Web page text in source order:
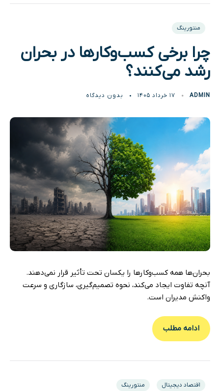
منتورینگ
چرا برخی کسب‌وکارها در بحران
رشد می‌کنند؟
ADMIN ۱۷ خرداد ۱۴۰۵ بدون دیدگاه
بحران‌ها همه کسب‌وکارها را یکسان تحت تأثیر قرار نمی‌دهند.
آنچه تفاوت ایجاد می‌کند، نحوه تصمیم‌گیری، سازگاری و سرعت
واکنش مدیران است.
ادامه مطلب
اقتصاد دیجیتال منتورینگ